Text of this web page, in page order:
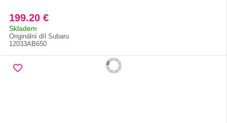
199.20 €
Skladem
Originální díl Subaru
12033AB650